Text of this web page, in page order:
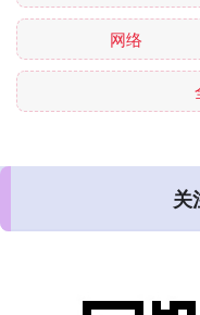
网络
关